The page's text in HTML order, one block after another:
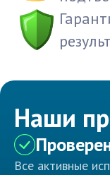
Наши
Все активные